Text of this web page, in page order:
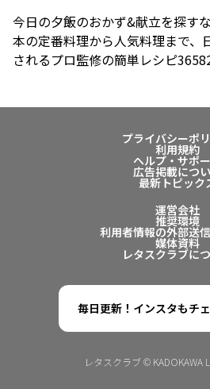
今日の夕飯のおかず&献立を探す
本の定番料理から人気料理まで、
されるプロ監修の簡単レシピ
プライバシーポ
利用規約
ヘルプ・サポ
広告掲載につ
最新トピック
運営会社
推奨環境
利用者情報の外部送
媒体資料
レタスクラブに
毎日更新！インスタもチ
レタスクラブ © KADOKAWA